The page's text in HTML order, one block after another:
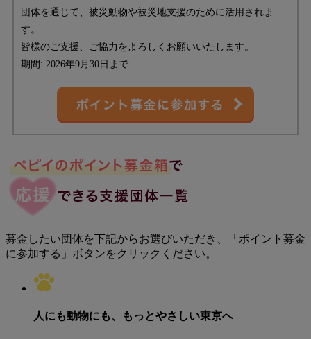
団体を通じて、被災動物や被災地支援のために活用されま
す。
皆様のご支援、ご協力をよろしくお願いいたします。
期間: 2026年9月30日まで
募金したい団体を下記からお選びいただき、「ポイント募金
に参加する」ボタンをクリックください。
人にも動物にも、もっとやさしい東京へ